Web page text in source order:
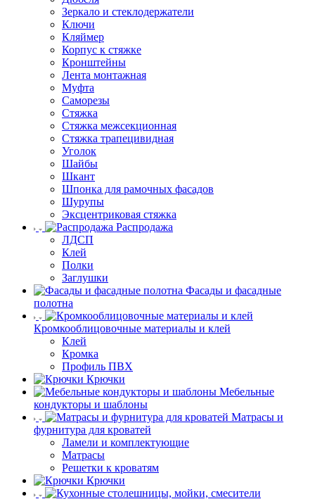
Зеркало и стеклодержатели
Ключи
Кляймер
Корпус к стяжке
Кронштейны
Лента монтажная
Муфта
Саморезы
Стяжка
Стяжка межсекционная
Стяжка трапецивидная
Уголок
Шайбы
Шкант
Шпонка для рамочных фасадов
Шурупы
Эксцентриковая стяжка
Распродажа
ЛДСП
Клей
Полки
Заглушки
Фасады и фасадные
полотна
Кромкооблицовочные материалы и клей
Клей
Кромка
Профиль ПВХ
Крючки
Мебельные
кондукторы и шаблоны
Матрасы и
фурнитура для кроватей
Ламели и комплектующие
Матрасы
Решетки к кроватям
Крючки